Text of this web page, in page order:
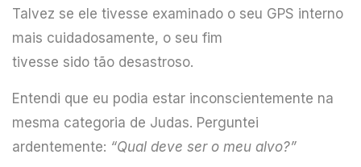
Talvez se ele tivesse examinado o seu GPS interno
mais cuidadosamente, o seu fim
tivesse sido tão desastroso.
Entendi que eu podia estar inconscientemente na
mesma categoria de Judas. Perguntei
ardentemente: “Qual deve ser o meu alvo?”